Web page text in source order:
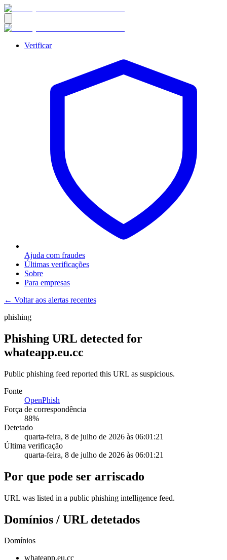
Verificar
Ajuda com fraudes
Últimas verificações
Sobre
Para empresas
← Voltar aos alertas recentes
phishing
Phishing URL detected for
whateapp.eu.cc
Public phishing feed reported this URL as suspicious.
Fonte
OpenPhish
Força de correspondência
88%
Detetado
quarta-feira, 8 de julho de 2026 às 06:01:21
Última verificação
quarta-feira, 8 de julho de 2026 às 06:01:21
Por que pode ser arriscado
URL was listed in a public phishing intelligence feed.
Domínios / URL detetados
Domínios
whateapp.eu.cc